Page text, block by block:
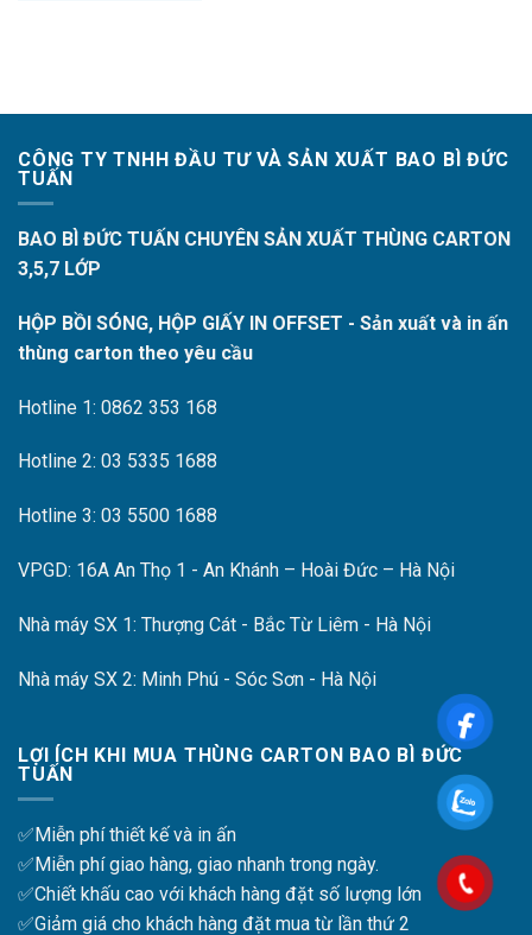
CÔNG TY TNHH ĐẦU TƯ VÀ SẢN XUẤT BAO BÌ ĐỨC
TUẤN
BAO BÌ ĐỨC TUẤN CHUYÊN SẢN XUẤT THÙNG CARTON
3,5,7 LỚP
HỘP BỒI SÓNG, HỘP GIẤY IN OFFSET - Sản xuất và in ấn
thùng carton theo yêu cầu
Hotline 1: 0862 353 168
Hotline 2: 03 5335 1688
Hotline 3: 03 5500 1688
VPGD: 16A An Thọ 1 - An Khánh – Hoài Đức – Hà Nội
Nhà máy SX 1: Thượng Cát - Bắc Từ Liêm - Hà Nội
Nhà máy SX 2: Minh Phú - Sóc Sơn - Hà Nội
LỢI ÍCH KHI MUA THÙNG CARTON BAO BÌ ĐỨC
TUẤN
✅Miễn phí thiết kế và in ấn
✅Miễn phí giao hàng, giao nhanh trong ngày.
✅Chiết khấu cao với khách hàng đặt số lượng lớn
✅Giảm giá cho khách hàng đặt mua từ lần thứ 2